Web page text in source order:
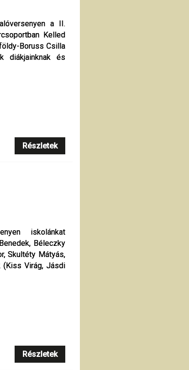
a II.
Kelled
Boruss Csilla
diákjainknak és
Részletek
a II.
Kelled
Boruss Csilla
diákjainknak és
Részletek
iskolánkat
Béleczky
Skultéty Mátyás,
(Kiss Virág, Jásdi
Részletek
iskolánkat
Béleczky
Skultéty Mátyás,
(Kiss Virág, Jásdi
Részletek